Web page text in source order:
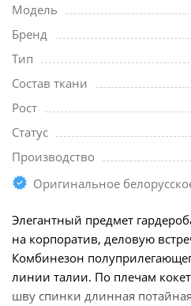
Модель
Бренд
Тип
Состав ткани
Рост
Статус
Производство
Оригинальное
Элегантный предмет
на корпоратив, деловую
Комбинезон
линии талии. По плечам
шву спинки длинная